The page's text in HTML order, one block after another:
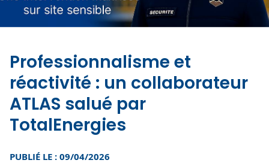
Professionnalisme et
réactivité : un collaborateur
ATLAS salué par
TotalEnergies
PUBLIÉ LE : 09/04/2026